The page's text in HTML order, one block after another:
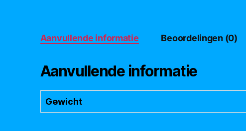
Aanvullende informatie Beoordelingen (0)
Aanvullende informatie
Gewicht